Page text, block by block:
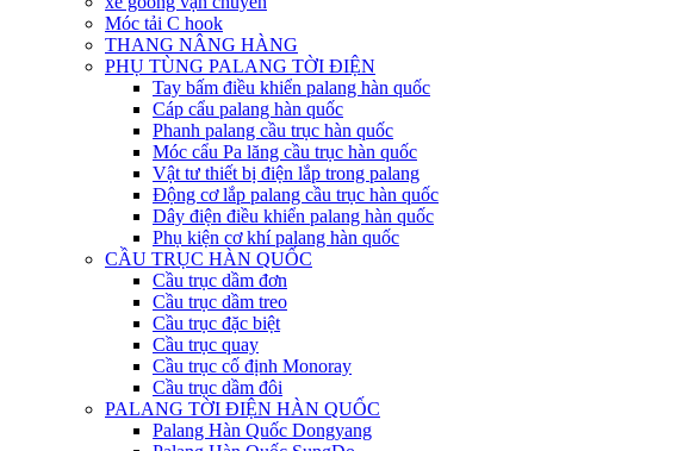
Móc tải C hook
THANG NÂNG HÀNG
PHỤ TÙNG PALANG TỜI ĐIỆN
Tay bấm điều khiển palang hàn quốc
Cáp cẩu palang hàn quốc
Phanh palang cầu trục hàn quốc
Móc cẩu Pa lăng cầu trục hàn quốc
Vật tư thiết bị điện lắp trong palang
Động cơ lắp palang cầu trục hàn quốc
Dây điện điều khiển palang hàn quốc
Phụ kiện cơ khí palang hàn quốc
CẦU TRỤC HÀN QUỐC
Cầu trục dầm đơn
Cầu trục dầm treo
Cầu trục đặc biệt
Cầu trục quay
Cầu trục cố định Monoray
Cầu trục dầm đôi
PALANG TỜI ĐIỆN HÀN QUỐC
Palang Hàn Quốc Dongyang